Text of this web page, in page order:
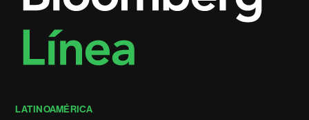
LATINOAMÉRICA